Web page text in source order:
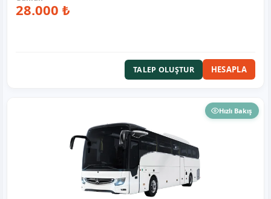
28.000 ₺
TALEP OLUŞTUR HESAPLA
Hızlı Bakış